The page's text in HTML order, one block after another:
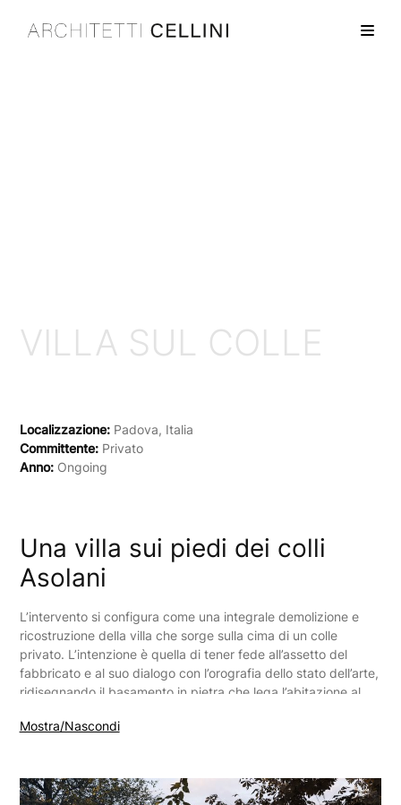
VILLA SUL COLLE
Localizzazione:Padova, Italia
Committente:Privato
Anno:Ongoing
Una villa sui piedi dei colli
Asolani
L’intervento si configura come una integrale demolizione e
ricostruzione della villa che sorge sulla cima di un colle
privato. L’intenzione è quella di tener fede all’assetto del
fabbricato e al suo dialogo con l’orografia dello stato dell’arte,
ridisegnando il basamento in pietra che lega l’abitazione al
secondo i caratteri tipici dell’architettura rurale dell’Asolano.
affaccia.
Mostra/Nascondi